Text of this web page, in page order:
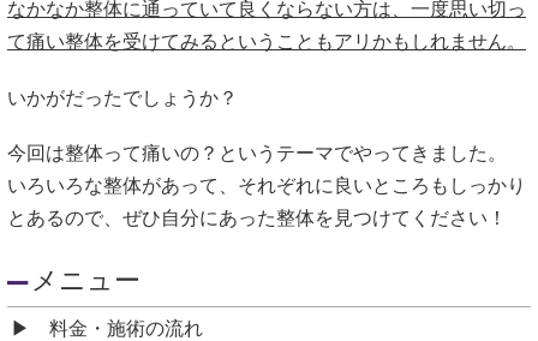
なかなか整体に通っていて良くならない方は、一度思い切っ
て痛い整体を受けてみるということもアリかもしれません。
いかがだったでしょうか？
今回は整体って痛いの？というテーマでやってきました。
いろいろな整体があって、それぞれに良いところもしっかり
とあるので、ぜひ自分にあった整体を見つけてください！
メニュー
料金・施術の流れ